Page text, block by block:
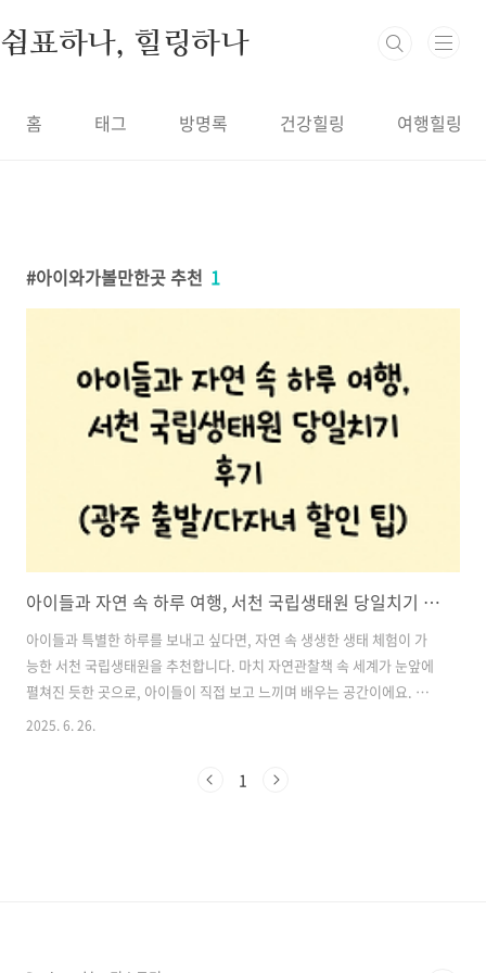
쉼표하나, 힐링하나
홈 태그 방명록 건강힐링 여행힐링
아이와가볼만한곳 추천 1
아이들과 자연 속 하루 여행, 서천 국립생태원 당일치기 후기 (광주 출발/다자녀 할인 팁)
아이들과 특별한 하루를 보내고 싶다면, 자연 속 생생한 생태 체험이 가
능한 서천 국립생태원을 추천합니다. 마치 자연관찰책 속 세계가 눈앞에
펼쳐진 듯한 곳으로, 아이들이 직접 보고 느끼며 배우는 공간이에요. 이
번에 광주에서 당일치기로 다녀온 후기를 바탕으로, 입장료, 운영시간,
교통 2. 하루종일 머물 수 있는 넓은 생태 체험 공간 3. 입장료 및 다자녀
2025. 6. 26.
1